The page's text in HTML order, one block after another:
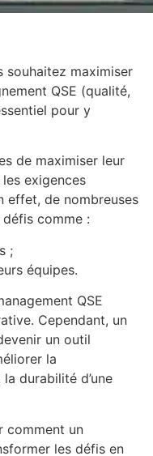
souhaitez maximiser
QSE (qualité,
pour y
de maximiser leur
exigences
effet, de nombreuses
comme :
;
équipes.
QSE
Cependant, un
un outil
la
durabilité d’une
comment un
les défis en